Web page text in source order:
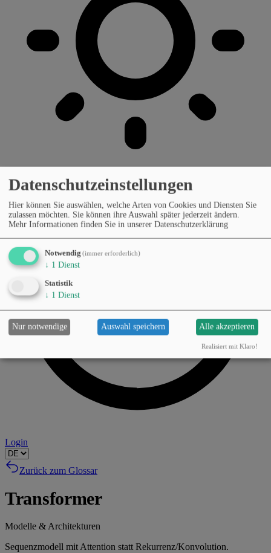
Login
Zurück zum Glossar
Transformer
Modelle & Architekturen
Sequenzmodell mit Attention statt Rekurrenz/Konvolution.
Datenschutzeinstellungen
Hier können Sie auswählen, welche Arten von Cookies und Diensten Sie
zulassen möchten. Sie können ihre Auswahl später jederzeit ändern.
Mehr Informationen finden Sie in unserer Datenschutzerklärung
Notwendig (immer erforderlich)
↓ 1 Dienst
Statistik
↓ 1 Dienst
Nur notwendige Auswahl speichern Alle akzeptieren
Realisiert mit Klaro!